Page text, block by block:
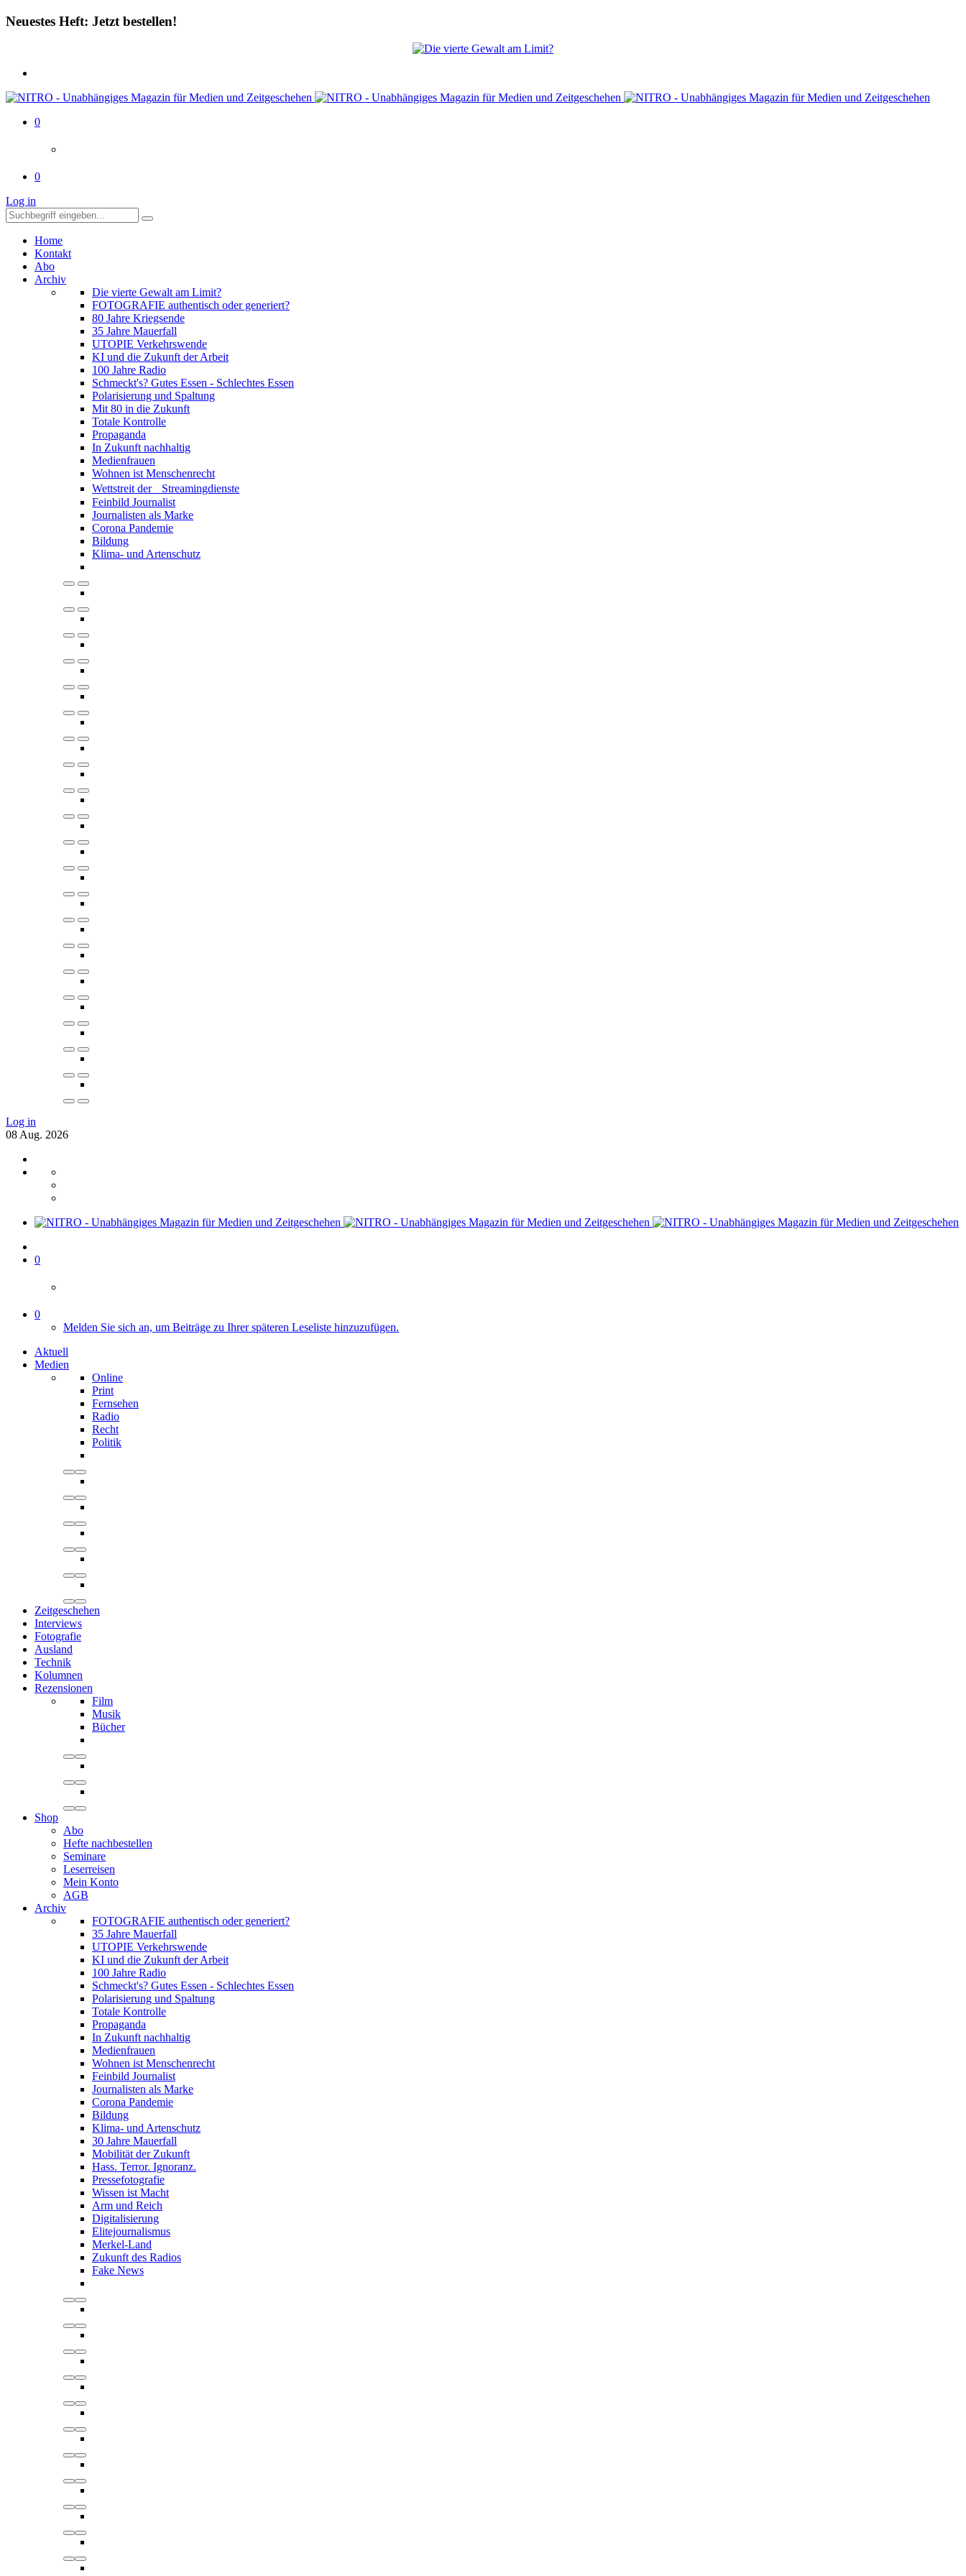
Neuestes Heft: Jetzt bestellen!
0
0
Log in
Home
Kontakt
Abo
Archiv
Die vierte Gewalt am Limit?
FOTOGRAFIE authentisch oder generiert?
80 Jahre Kriegsende
35 Jahre Mauerfall
UTOPIE Verkehrswende
KI und die Zukunft der Arbeit
100 Jahre Radio
Schmeckt's? Gutes Essen - Schlechtes Essen
Polarisierung und Spaltung
Mit 80 in die Zukunft
Totale Kontrolle
Propaganda
In Zukunft nachhaltig
Medienfrauen
Wohnen ist Menschenrecht
Wettstreit der Streamingdienste
Feinbild Journalist
Journalisten als Marke
Corona Pandemie
Bildung
Klima- und Artenschutz
Log in
08 Aug. 2026
0
0
Melden Sie sich an, um Beiträge zu Ihrer späteren Leseliste hinzuzufügen.
Aktuell
Medien
Online
Print
Fernsehen
Radio
Recht
Politik
Zeitgeschehen
Interviews
Fotografie
Ausland
Technik
Kolumnen
Rezensionen
Film
Musik
Bücher
Shop
Abo
Hefte nachbestellen
Seminare
Leserreisen
Mein Konto
AGB
Archiv
FOTOGRAFIE authentisch oder generiert?
35 Jahre Mauerfall
UTOPIE Verkehrswende
KI und die Zukunft der Arbeit
100 Jahre Radio
Schmeckt's? Gutes Essen - Schlechtes Essen
Polarisierung und Spaltung
Totale Kontrolle
Propaganda
In Zukunft nachhaltig
Medienfrauen
Wohnen ist Menschenrecht
Feinbild Journalist
Journalisten als Marke
Corona Pandemie
Bildung
Klima- und Artenschutz
30 Jahre Mauerfall
Mobilität der Zukunft
Hass. Terror. Ignoranz.
Pressefotografie
Wissen ist Macht
Arm und Reich
Digitalisierung
Elitejournalismus
Merkel-Land
Zukunft des Radios
Fake News